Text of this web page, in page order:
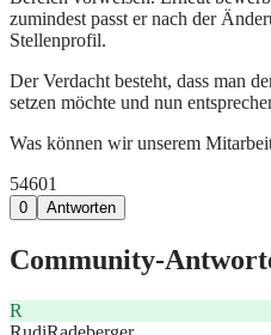
zumindest passt er nach der
Stellenprofil.
Der Verdacht besteht, dass man
setzen möchte und nun
Was können wir unserem
54601
0 Antworten
Community-
R